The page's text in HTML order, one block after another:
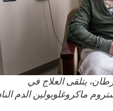
العلاج في
الدم النادر.